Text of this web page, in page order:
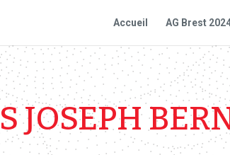
Accueil AG Brest
JOSEPH